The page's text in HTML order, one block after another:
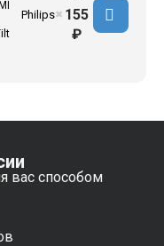
Philips✖ 155
₽
вас способом